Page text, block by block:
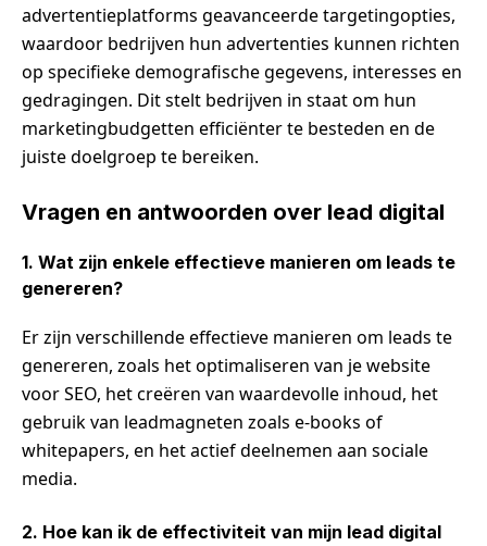
advertentieplatforms geavanceerde targetingopties,
waardoor bedrijven hun advertenties kunnen richten
op specifieke demografische gegevens, interesses en
gedragingen. Dit stelt bedrijven in staat om hun
marketingbudgetten efficiënter te besteden en de
juiste doelgroep te bereiken.
Vragen en antwoorden over lead digital
1. Wat zijn enkele effectieve manieren om leads te
genereren?
Er zijn verschillende effectieve manieren om leads te
genereren, zoals het optimaliseren van je website
voor SEO, het creëren van waardevolle inhoud, het
gebruik van leadmagneten zoals e-books of
whitepapers, en het actief deelnemen aan sociale
media.
2. Hoe kan ik de effectiviteit van mijn lead digital